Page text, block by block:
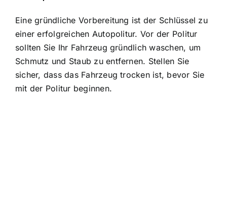
Eine gründliche Vorbereitung ist der Schlüssel zu
einer erfolgreichen Autopolitur. Vor der Politur
sollten Sie Ihr Fahrzeug gründlich waschen, um
Schmutz und Staub zu entfernen. Stellen Sie
sicher, dass das Fahrzeug trocken ist, bevor Sie
mit der Politur beginnen.